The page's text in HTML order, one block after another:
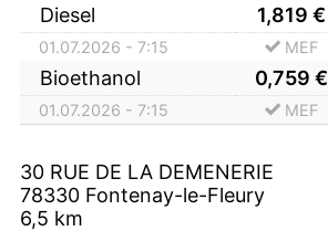
Diesel 1,819 €
01.07.2026 - 7:15 MEF
Bioethanol 0,759 €
01.07.2026 - 7:15 MEF
30 RUE DE LA DEMENERIE
78330 Fontenay-le-Fleury
6,5 km